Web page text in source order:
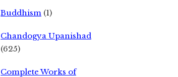
Buddhism (1)
Chandogya Upanishad
(625)
Complete Works of